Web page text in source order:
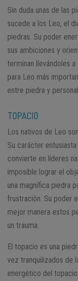
Sin duda unas de las
sucede a los Leo, el
piedras. Su poder
sus ambiciones y
terminan llevándoles
para Leo más
entre piedra y
TOPACIO
Los nativos de Leo
Su carácter
convierte en líderes
imposible lograr el
una magnífica piedra
frustración. Su poder
mejor manera estos
un trauma.
El topacio es una
vez tranquilizados de
energético del